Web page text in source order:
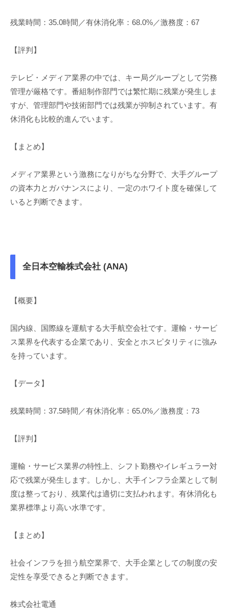
残業時間：35.0時間／有休消化率：68.0%／激務度：67
【評判】
テレビ・メディア業界の中では、キー局グループとして労務
管理が厳格です。番組制作部門では繁忙期に残業が発生しま
すが、管理部門や技術部門では残業が抑制されています。有
休消化も比較的進んでいます。
【まとめ】
メディア業界という激務になりがちな分野で、大手グループ
の資本力とガバナンスにより、一定のホワイト度を確保して
いると判断できます。
全日本空輸株式会社 (ANA)
【概要】
国内線、国際線を運航する大手航空会社です。運輸・サービ
ス業界を代表する企業であり、安全とホスピタリティに強み
を持っています。
【データ】
残業時間：37.5時間／有休消化率：65.0%／激務度：73
【評判】
運輸・サービス業界の特性上、シフト勤務やイレギュラー対
応で残業が発生します。しかし、大手インフラ企業として制
度は整っており、残業代は適切に支払われます。有休消化も
業界標準より高い水準です。
【まとめ】
社会インフラを担う航空業界で、大手企業としての制度の安
定性を享受できると判断できます。
株式会社電通